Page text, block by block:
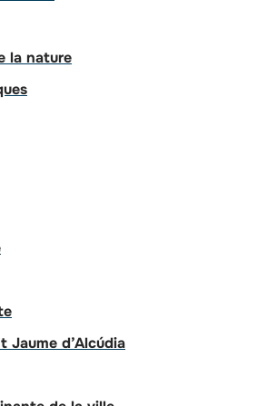
la nature
Jaume d’Alcúdia